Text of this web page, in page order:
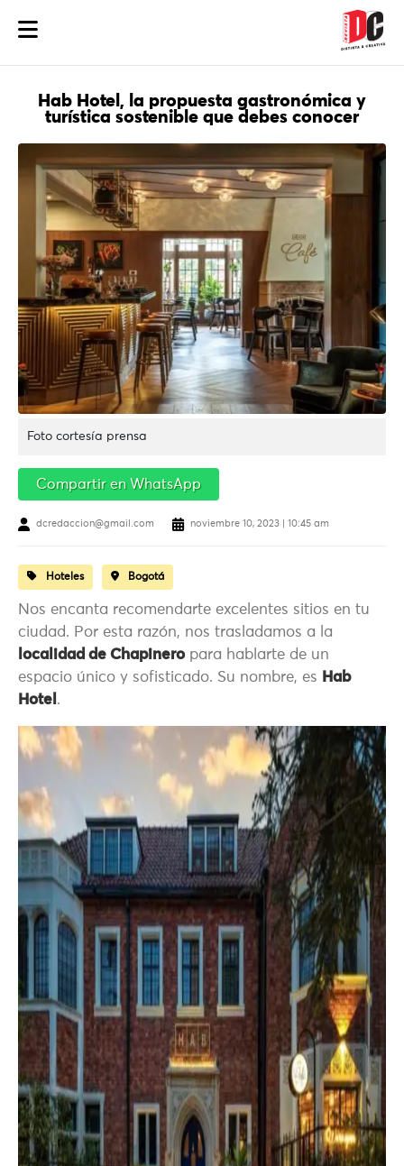
Hab Hotel, la propuesta gastronómica y
turística sostenible que debes conocer
Foto cortesía prensa
Compartir en WhatsApp
dcredaccion@gmail.com noviembre 10, 2023 | 10:45 am
Hoteles Bogotá
Nos encanta recomendarte excelentes sitios en tu
ciudad. Por esta razón, nos trasladamos a la
localidad de Chapineropara hablarte de un
espacio único y sofisticado. Su nombre, es Hab
Hotel .